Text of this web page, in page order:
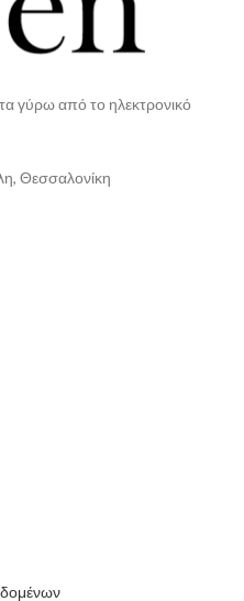
γύρω από το ηλεκτρονικό
Θεσσαλονίκη